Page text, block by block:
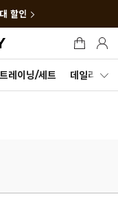
할인
트레이닝/세트 데일리세트